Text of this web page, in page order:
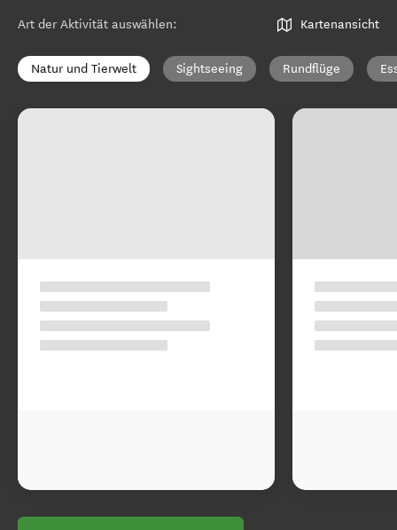
Art der Aktivität auswählen: Kartenansicht
Natur und Tierwelt Sightseeing Rundflüge